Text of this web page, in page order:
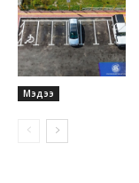
Мэдээ